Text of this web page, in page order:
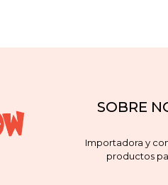
SOBRE
Importadora y
productos